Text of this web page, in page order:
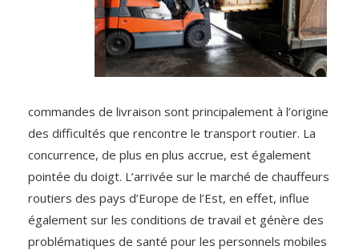
commandes de livraison sont principalement à l’origine
des difficultés que rencontre le transport routier. La
concurrence, de plus en plus accrue, est également
pointée du doigt. L’arrivée sur le marché de chauffeurs
routiers des pays d’Europe de l’Est, en effet, influe
également sur les conditions de travail et génère des
problématiques de santé pour les personnels mobiles